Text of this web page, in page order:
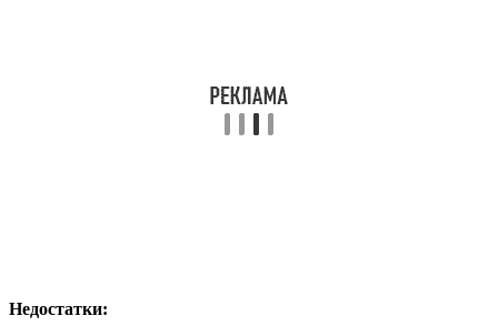
Недостатки: